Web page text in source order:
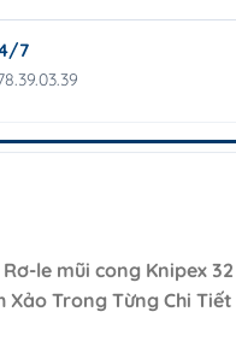
7
le mũi cong Knipex 32
Xảo Trong Từng Chi Tiết